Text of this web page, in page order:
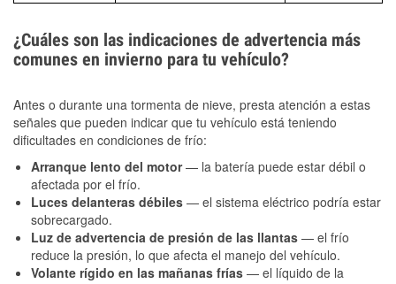
¿Cuáles son las indicaciones de advertencia más
comunes en invierno para tu vehículo?
Antes o durante una tormenta de nieve, presta atención a estas
señales que pueden indicar que tu vehículo está teniendo
dificultades en condiciones de frío:
Arranque lento del motor— la batería puede estar débil o
afectada por el frío.
Luces delanteras débiles — el sistema eléctrico podría estar
sobrecargado.
Luz de advertencia de presión de las llantas — el frío
reduce la presión, lo que afecta el manejo del vehículo.
Volante rígido en las mañanas frías — el líquido de la